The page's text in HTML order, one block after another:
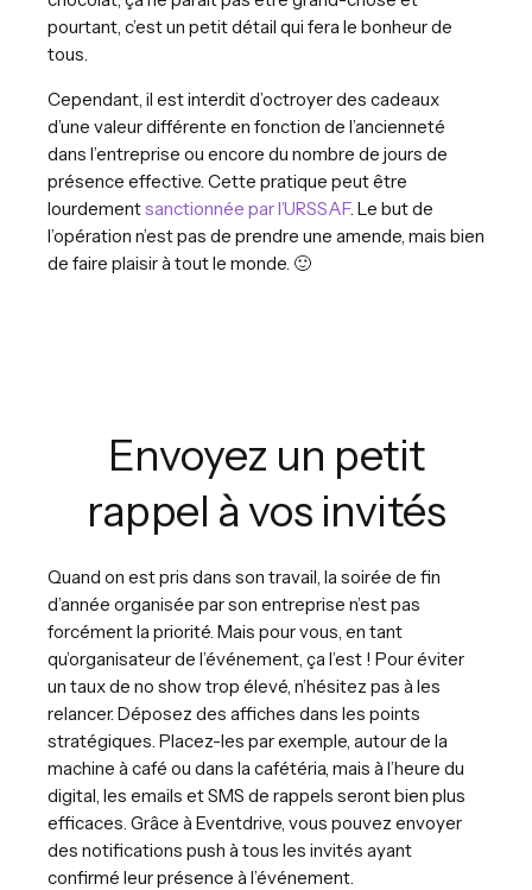
pourtant, c’est un petit détail qui fera le bonheur de
tous.
Cependant, il est interdit d’octroyer des cadeaux
d’une valeur différente en fonction de l’ancienneté
dans l’entreprise ou encore du nombre de jours de
présence effective. Cette pratique peut être
lourdementsanctionnée par l’URSSAF. Le but de
l’opération n’est pas de prendre une amende, mais bien
de faire plaisir à tout le monde. 🙂
Envoyez un petit
rappel à vos invités
Quand on est pris dans son travail, la soirée de fin
d’année organisée par son entreprise n’est pas
forcément la priorité. Mais pour vous, en tant
qu’organisateur de l’événement, ça l’est ! Pour éviter
un taux de no show trop élevé, n’hésitez pas à les
relancer. Déposez des affiches dans les points
stratégiques. Placez-les par exemple, autour de la
machine à café ou dans la cafétéria, mais à l’heure du
digital, les emails et SMS de rappels seront bien plus
efficaces. Grâce à Eventdrive, vous pouvez envoyer
des notifications push à tous les invités ayant
confirmé leur présence à l’événement.